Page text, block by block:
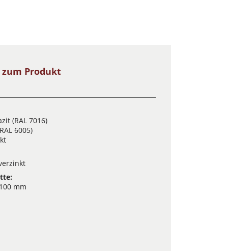
Produkt
(RAL 7016)
6005)
mm